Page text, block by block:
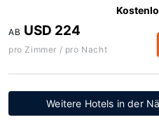
AB USD 224
pro Zimmer / pro Nacht
Weitere Hotels in der